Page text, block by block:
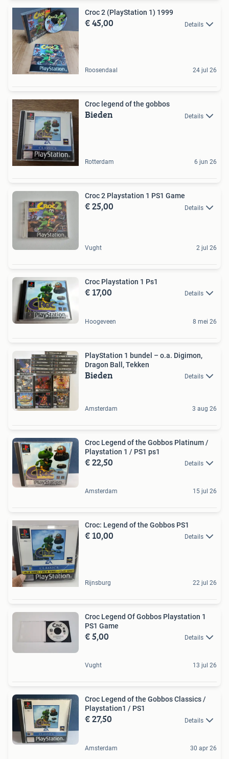
Croc 2 (PlayStation 1) 1999
€ 45,00 Details
Roosendaal 24 jul 26
Croc legend of the gobbos
Bieden Details
Rotterdam 6 jun 26
Croc 2 Playstation 1 PS1 Game
€ 25,00 Details
Vught 2 jul 26
Croc Playstation 1 Ps1
€ 17,00 Details
Hoogeveen 8 mei 26
PlayStation 1 bundel – o.a. Digimon,
Dragon Ball, Tekken
Bieden Details
Amsterdam 3 aug 26
Croc Legend of the Gobbos Platinum /
Playstation 1 / PS1 ps1
€ 22,50 Details
Amsterdam 15 jul 26
Croc: Legend of the Gobbos PS1
€ 10,00 Details
Rijnsburg 22 jul 26
Croc Legend Of Gobbos Playstation 1
PS1 Game
€ 5,00 Details
Vught 13 jul 26
Croc Legend of the Gobbos Classics /
Playstation1 / PS1
€ 27,50 Details
Amsterdam 30 apr 26